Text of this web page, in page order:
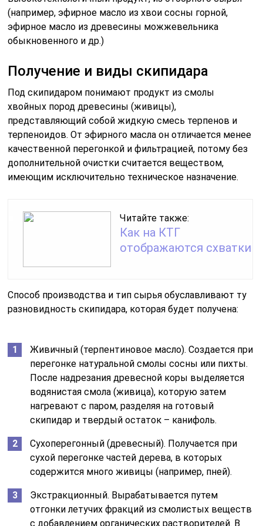
(например, эфирное масло из хвои сосны горной,
эфирное масло из древесины можжевельника
обыкновенного и др.)
Получение и виды скипидара
Под скипидаром понимают продукт из смолы
хвойных пород древесины (живицы),
представляющий собой жидкую смесь терпенов и
терпеноидов. От эфирного масла он отличается менее
качественной перегонкой и фильтрацией, потому без
дополнительной очистки считается веществом,
имеющим исключительно техническое назначение.
Читайте также:
Как на КТГ
отображаются схватки
Способ производства и тип сырья обуславливают ту
разновидность скипидара, которая будет получена:
Живичный (терпентиновое масло). Создается при
перегонке натуральной смолы сосны или пихты.
После надрезания древесной коры выделяется
водянистая смола (живица), которую затем
нагревают с паром, разделяя на готовый
скипидар и твердый остаток – канифоль.
Сухоперегонный (древесный). Получается при
сухой перегонке частей дерева, в которых
содержится много живицы (например, пней).
Экстракционный. Вырабатывается путем
отгонки летучих фракций из смолистых веществ
с добавлением органических растворителей. В